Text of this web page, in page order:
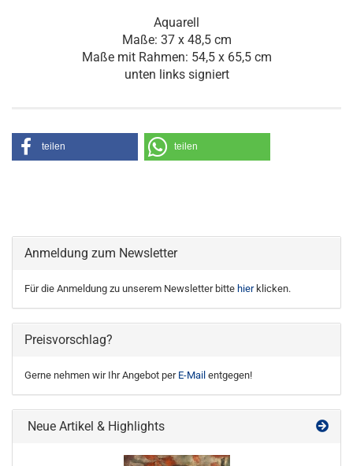
Aquarell
Maße: 37 x 48,5 cm
Maße mit Rahmen: 54,5 x 65,5 cm
unten links signiert
teilen teilen
Anmeldung zum Newsletter
Für die Anmeldung zu unserem Newsletter bitte hierklicken.
Preisvorschlag?
Gerne nehmen wir Ihr Angebot per E-Mail entgegen!
Neue Artikel & Highlights